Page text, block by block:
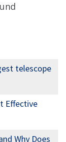
telescope
Effective
Why Does